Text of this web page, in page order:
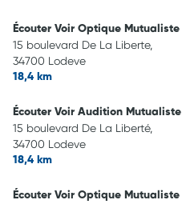
Écouter Voir Optique Mutualiste
15 boulevard De La Liberte,
34700 Lodeve
18,4 km
Écouter Voir Audition Mutualiste
15 boulevard De La Liberté,
34700 Lodeve
18,4 km
Écouter Voir Optique Mutualiste